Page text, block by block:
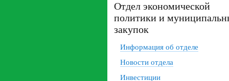
Отдел экономической
политики и
закупок
Информация об отделе
Новости отдела
Инвестиции